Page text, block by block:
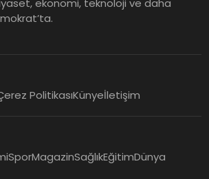
PolitikasıKünyeİletişim
SporMagazinSağlıkEğitimDünya